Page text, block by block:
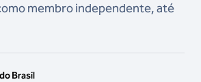
membro independente, até
Brasil